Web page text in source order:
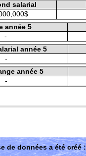
salarial
année 5
-
année 5
-
année 5
-
de données a été créé